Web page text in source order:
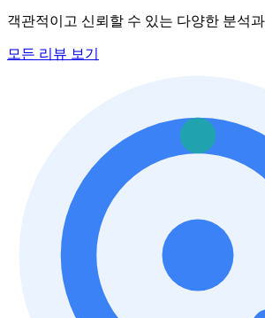
객관적이고 신뢰할 수 있는 다양한 분석
모든 리뷰 보기